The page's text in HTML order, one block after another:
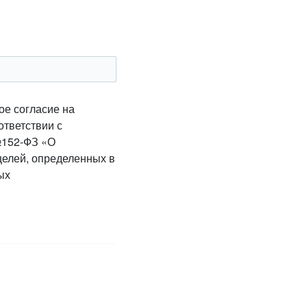
согласие на
с
ФЗ «О
определенных в